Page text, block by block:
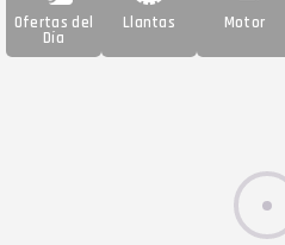
Ofertas del
Día
Llantas Motor